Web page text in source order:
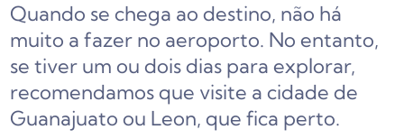
Quando se chega ao destino, não há
muito a fazer no aeroporto. No entanto,
se tiver um ou dois dias para explorar,
recomendamos que visite a cidade de
Guanajuato ou Leon, que fica perto.